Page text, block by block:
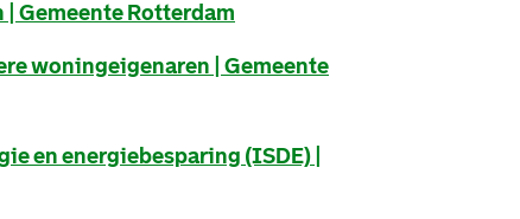
Gemeente Rotterdam
woningeigenaren | Gemeente
en energiebesparing (ISDE) |
nieuw browsertabblad.